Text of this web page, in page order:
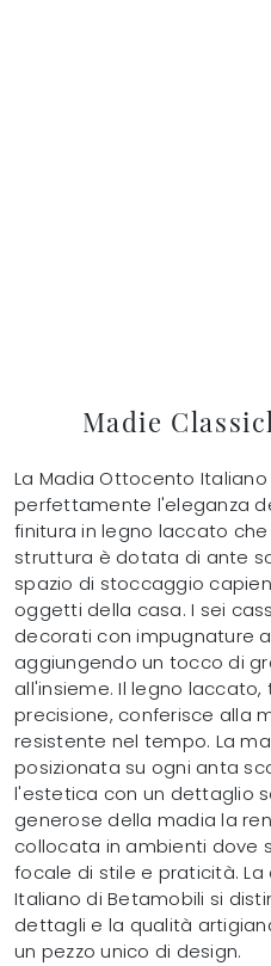
Madie
La Madia Ottocento
perfettamente l'eleganza
finitura in legno laccato
struttura è dotata di ante
spazio di stoccaggio
oggetti della casa. I sei
decorati con impugnature
aggiungendo un tocco di
all'insieme. Il legno
precisione, conferisce alla
resistente nel tempo. La
posizionata su ogni anta
l'estetica con un dettaglio
generose della madia la
collocata in ambienti dove
focale di stile e praticità.
Italiano di Betamobili si
dettagli e la qualità
un pezzo unico di design.